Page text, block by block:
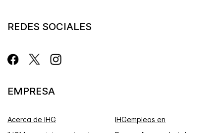
REDES SOCIALES
EMPRESA
Acerca de IHG
IHGempleos en